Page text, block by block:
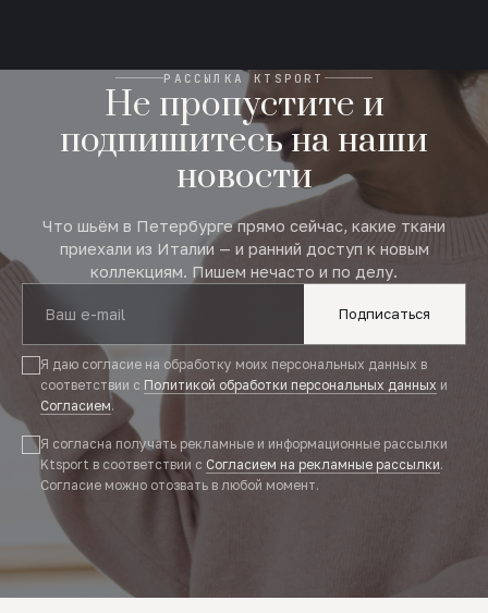
РАССЫЛКА KTSPORT
Не пропустите и
подпишитесь на наши
новости
Что шьём в Петербурге прямо сейчас, какие ткани
приехали из Италии — и ранний доступ к новым
коллекциям. Пишем нечасто и по делу.
Подписаться
Я даю согласие на обработку моих персональных данных в
соответствии с Политикой обработки персональных данных и
Согласием.
Я согласна получать рекламные и информационные рассылки
Ktsport в соответствии с Согласием на рекламные рассылки.
Согласие можно отозвать в любой момент.